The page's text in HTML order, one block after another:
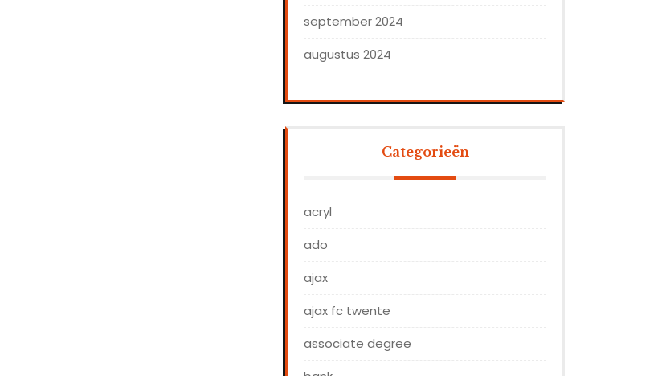
september 2024
augustus 2024
Categorieën
acryl
ado
ajax
ajax fc twente
associate degree